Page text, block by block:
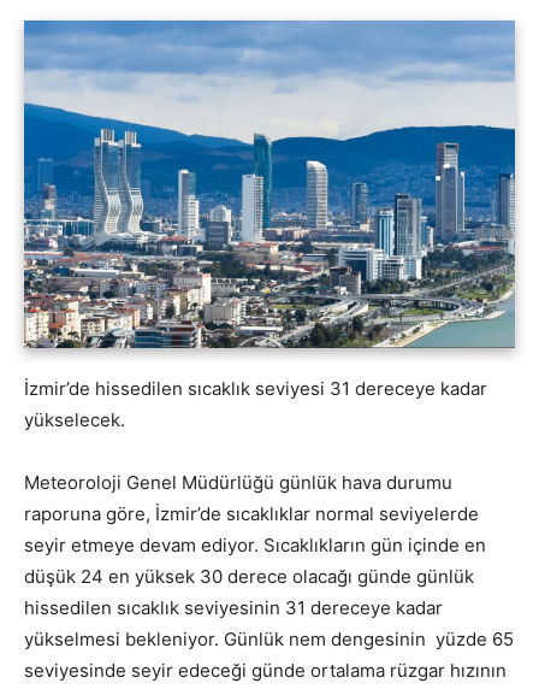
İzmir’de hissedilen sıcaklık seviyesi 31 dereceye kadar
yükselecek.
Meteoroloji Genel Müdürlüğü günlük hava durumu
raporuna göre, İzmir’de sıcaklıklar normal seviyelerde
seyir etmeye devam ediyor. Sıcaklıkların gün içinde en
düşük 24 en yüksek 30 derece olacağı günde günlük
hissedilen sıcaklık seviyesinin 31 dereceye kadar
yükselmesi bekleniyor. Günlük nem dengesinin yüzde 65
seviyesinde seyir edeceği günde ortalama rüzgar hızının